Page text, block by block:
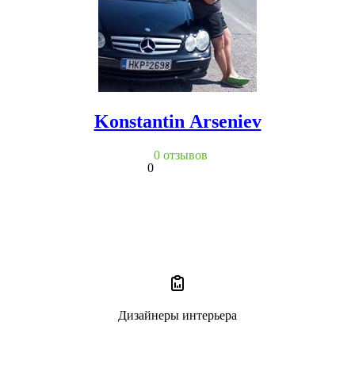
Konstantin Arseniev
0
0 отзывов
Дизайнеры интерьера